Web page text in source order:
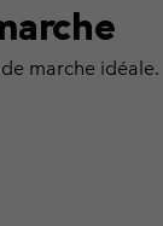
marche idéale.